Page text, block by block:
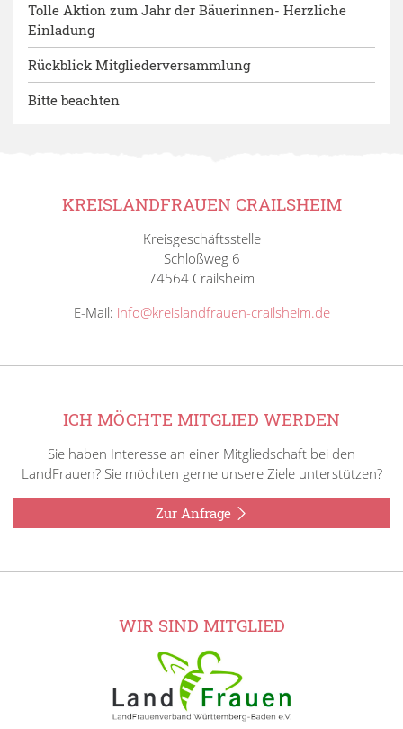
Tolle Aktion zum Jahr der Bäuerinnen- Herzliche
Einladung
Rückblick Mitgliederversammlung
Bitte beachten
KREISLANDFRAUEN CRAILSHEIM
Kreisgeschäftsstelle
Schloßweg 6
74564 Crailsheim
E-Mail: info@kreislandfrauen-crailsheim.de
ICH MÖCHTE MITGLIED WERDEN
Sie haben Interesse an einer Mitgliedschaft bei den
LandFrauen? Sie möchten gerne unsere Ziele unterstützen?
Zur Anfrage
WIR SIND MITGLIED